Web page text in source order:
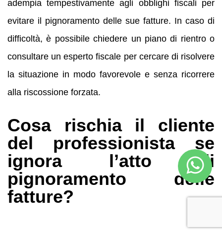
adempia tempestivamente agli obblighi fiscali per
evitare il pignoramento delle sue fatture. In caso di
difficoltà, è possibile chiedere un piano di rientro o
consultare un esperto fiscale per cercare di risolvere
la situazione in modo favorevole e senza ricorrere
alla riscossione forzata.
Cosa rischia il cliente
del professionista se
ignora l’atto di
pignoramento delle
fatture?